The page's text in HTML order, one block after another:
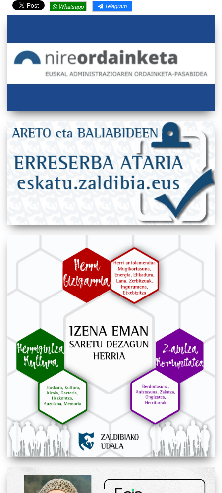
Whatsapp Telegram